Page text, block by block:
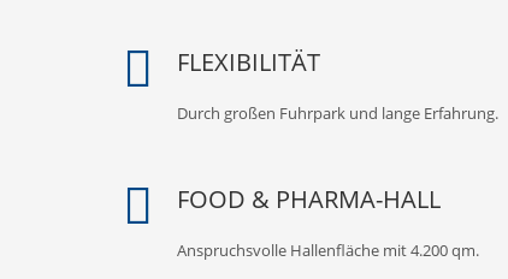
FLEXIBILITÄT
Durch großen Fuhrpark und lange Erfahrung.
FOOD & PHARMA-HALL
Anspruchsvolle Hallenfläche mit 4.200 qm.